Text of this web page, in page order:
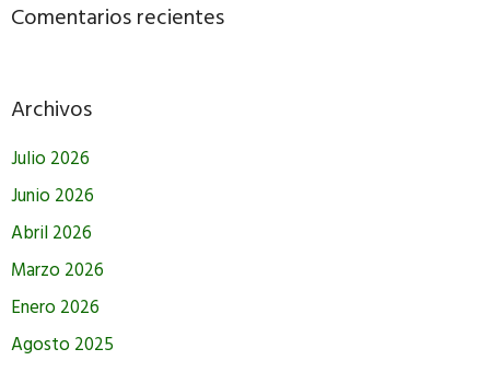
Comentarios recientes
Archivos
Julio 2026
Junio 2026
Abril 2026
Marzo 2026
Enero 2026
Agosto 2025